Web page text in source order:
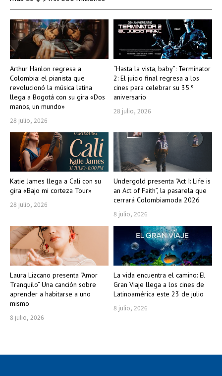
Arthur Hanlon regresa a
Colombia: el pianista que
revolucionó la música latina
llega a Bogotá con su gira «Dos
manos, un mundo»
28 julio, 2026
“Hasta la vista, baby”: Terminator
2: El juicio final regresa a los
cines para celebrar su 35.º
aniversario
28 julio, 2026
Katie James llega a Cali con su
gira «Bajo mi corteza Tour»
28 julio, 2026
Undergold presenta “Act I: Life is
an Act of Faith”, la pasarela que
cerrará Colombiamoda 2026
8 julio, 2026
Laura Lizcano presenta “Amor
Tranquilo” Una canción sobre
aprender a habitarse a uno
mismo
8 julio, 2026
La vida encuentra el camino: El
Gran Viaje llega a los cines de
Latinoamérica este 23 de julio
8 julio, 2026